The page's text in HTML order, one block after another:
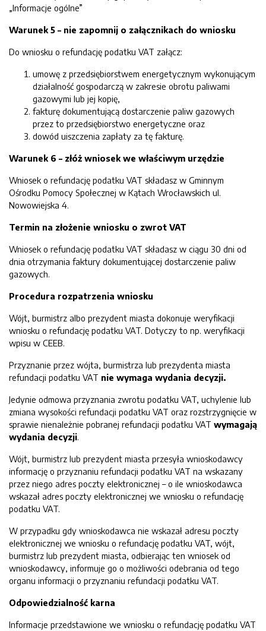
„Informacje ogólne”
Warunek 5 – nie zapomnij o załącznikach do wniosku
Do wniosku o refundację podatku VAT załącz:
umowę z przedsiębiorstwem energetycznym wykonującym
działalność gospodarczą w zakresie obrotu paliwami
gazowymi lub jej kopię,
fakturę dokumentującą dostarczenie paliw gazowych
przez to przedsiębiorstwo energetyczne oraz
dowód uiszczenia zapłaty za tę fakturę.
Warunek 6 – złóż wniosek we właściwym urzędzie
Wniosek o refundację podatku VAT składasz w Gminnym
Ośrodku Pomocy Społecznej w Kątach Wrocławskich ul.
Nowowiejska 4.
Termin na złożenie wniosku o zwrot VAT
Wniosek o refundację podatku VAT składasz w ciągu 30 dni od
dnia otrzymania faktury dokumentującej dostarczenie paliw
gazowych.
Procedura rozpatrzenia wniosku
Wójt, burmistrz albo prezydent miasta dokonuje weryfikacji
wniosku o refundację podatku VAT. Dotyczy to np. weryfikacji
wpisu w CEEB.
Przyznanie przez wójta, burmistrza lub prezydenta miasta
refundacji podatku VAT nie wymaga wydania decyzji.
Jedynie odmowa przyznania zwrotu podatku VAT, uchylenie lub
zmiana wysokości refundacji podatku VAT oraz rozstrzygnięcie w
sprawie nienależnie pobranej refundacji podatku VAT wymagają
wydania decyzji.
Wójt, burmistrz lub prezydent miasta przesyła wnioskodawcy
informację o przyznaniu refundacji podatku VAT na wskazany
przez niego adres poczty elektronicznej – o ile wnioskodawca
wskazał adres poczty elektronicznej we wniosku o refundację
podatku VAT.
W przypadku gdy wnioskodawca nie wskazał adresu poczty
elektronicznej we wniosku o refundację podatku VAT, wójt,
burmistrz lub prezydent miasta, odbierając ten wniosek od
wnioskodawcy, informuje go o możliwości odebrania od tego
organu informacji o przyznaniu refundacji podatku VAT.
Odpowiedzialność karna
Informacje przedstawione we wniosku o refundację podatku VAT